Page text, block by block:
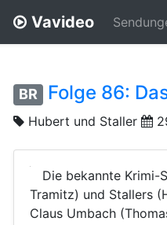
Vavideo
BR Folge 86:
Hubert und Staller
Die bekannte Krimi-
Tramitz) und Stallers
Claus Umbach